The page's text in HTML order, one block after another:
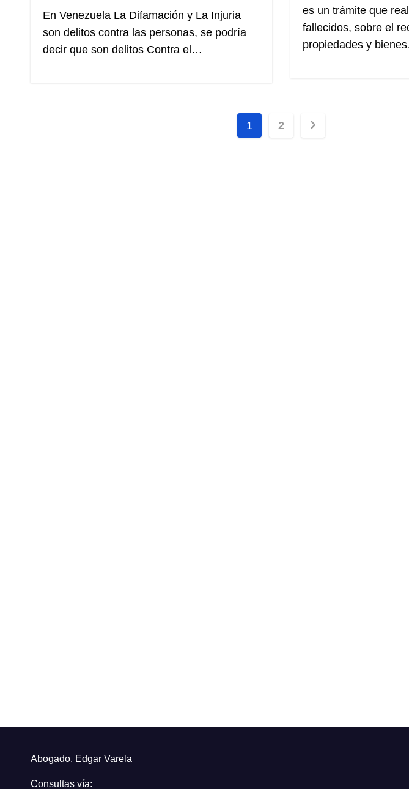
En Venezuela La Difamación y La Injuria
son delitos contra las personas, se podría
decir que son delitos Contra el…
es un trámite que
fallecidos, sobre el
propiedades y
Paginación
1 2
Abogado. Edgar Varela
Consultas vía: